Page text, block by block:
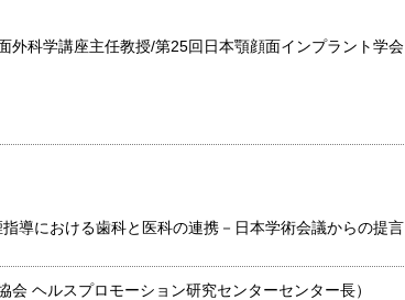
外科学講座主任教授/第25回日本顎顔面インプラント学会
導における歯科と医科の連携－日本学術会議からの提言
ヘルスプロモーション研究センターセンター長）